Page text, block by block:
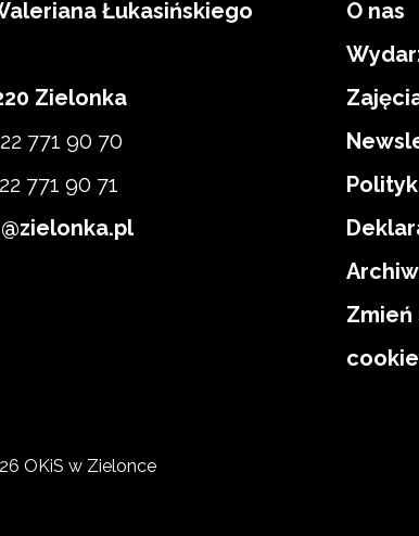
Łukasińskiego
Zielonka
771 90 70
771 90 71
O nas
OKiS w Zielonce